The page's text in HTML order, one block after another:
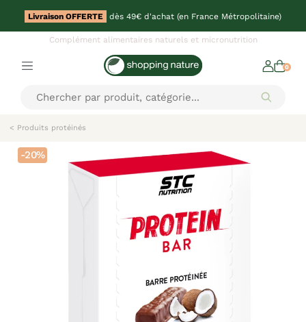
Livraison OFFERTE dès 49€ d'achat (en France Métropolitaine)
Complément alimentaires naturels et micronutrition
0
< Produits protéinés
-20%